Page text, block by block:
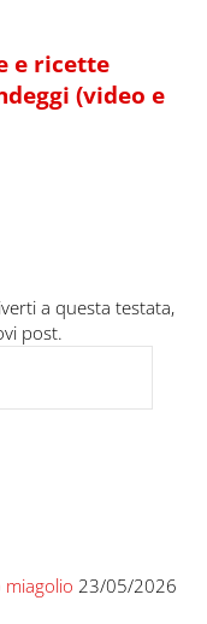
e ricette
(video e
a questa testata,
post.
miagolio 23/05/2026